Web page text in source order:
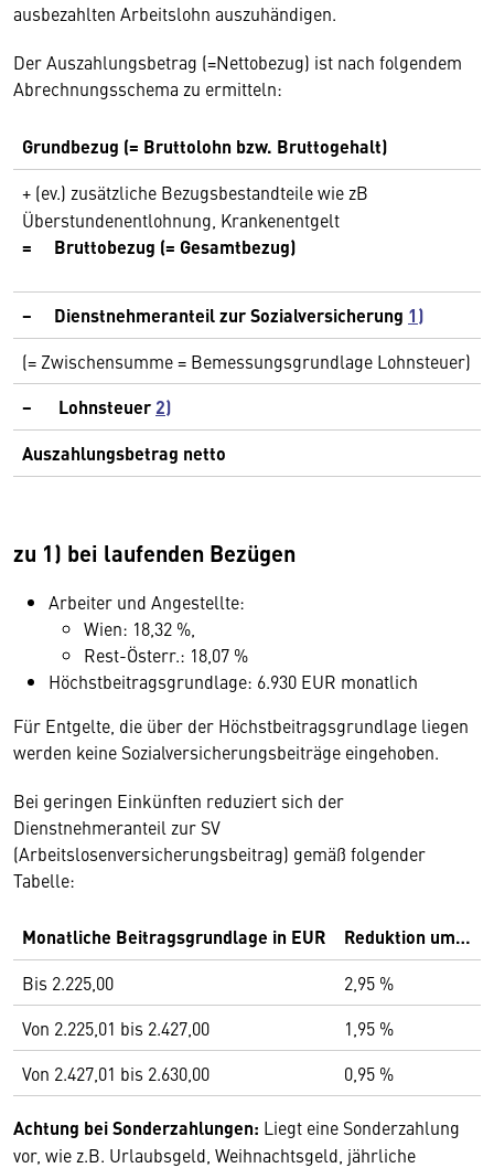
ausbezahlten Arbeitslohn auszuhändigen.
Der Auszahlungsbetrag (=Nettobezug) ist nach folgendem
Abrechnungsschema zu ermitteln:
Grundbezug (= Bruttolohn bzw. Bruttogehalt)
+ (ev.) zusätzliche Bezugsbestandteile wie zB
Überstundenentlohnung, Krankenentgelt
= Bruttobezug (= Gesamtbezug)
− Dienstnehmeranteil zur Sozialversicherung 1)
(= Zwischensumme = Bemessungsgrundlage Lohnsteuer)
− Lohnsteuer 2)
Auszahlungsbetrag netto
zu 1) bei laufenden Bezügen
Arbeiter und Angestellte:
Wien: 18,32 %,
Rest-Österr.: 18,07 %
Höchstbeitragsgrundlage: 6.930 EUR monatlich
Für Entgelte, die über der Höchstbeitragsgrundlage liegen
werden keine Sozialversicherungsbeiträge eingehoben.
Bei geringen Einkünften reduziert sich der
Dienstnehmeranteil zur SV
(Arbeitslosenversicherungsbeitrag) gemäß folgender
Tabelle:
Monatliche Beitragsgrundlage in EUR Reduktion um…
Bis 2.225,00
2,95 %
Von 2.225,01 bis 2.427,00
1,95 %
Von 2.427,01 bis 2.630,00
0,95 %
Achtung bei Sonderzahlungen: Liegt eine Sonderzahlung
vor, wie z.B. Urlaubsgeld, Weihnachtsgeld, jährliche